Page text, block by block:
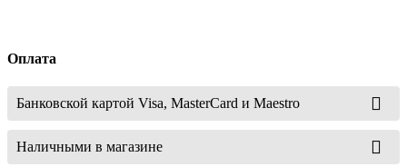
Оплата
Банковской картой Visa, MasterCard и Maestro
Наличными в магазине